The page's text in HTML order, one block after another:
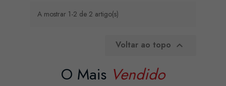
A mostrar 1-2 de 2 artigo(s)
Voltar ao topo 
O Mais Vendido